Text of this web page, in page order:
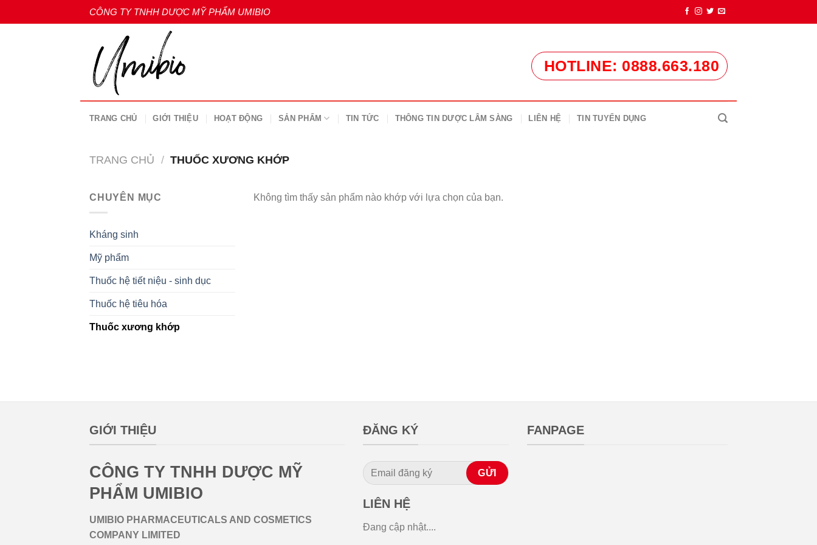
to
CÔNG TY TNHH DƯỢC MỸ PHẨM UMIBIO
HOTLINE: 0888.663.180
TRANG CHỦ GIỚI THIỆU HOẠT ĐỘNG SẢN PHẨM TIN TỨC THÔNG TIN DƯỢC LÂM SÀNG LIÊN HỆ TIN TUYỂN DỤNG
TRANG CHỦ / THUỐC XƯƠNG KHỚP
CHUYÊN MỤC
Kháng sinh
Mỹ phẩm
Thuốc hệ tiết niệu - sinh dục
Thuốc hệ tiêu hóa
Thuốc xương khớp
Không tìm thấy sản phẩm nào khớp với lựa chọn của bạn.
GIỚI THIỆU
CÔNG TY TNHH DƯỢC MỸ
PHẨM UMIBIO
UMIBIO PHARMACEUTICALS AND COSMETICS
COMPANY LIMITED
ĐĂNG KÝ
LIÊN HỆ
Đang cập nhật....
FANPAGE